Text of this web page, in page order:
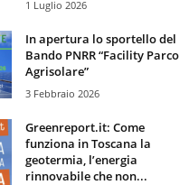
1 Luglio 2026
In apertura lo sportello del
Bando PNRR “Facility Parco
Agrisolare”
3 Febbraio 2026
Greenreport.it: Come
funziona in Toscana la
geotermia, l’energia
rinnovabile che non...